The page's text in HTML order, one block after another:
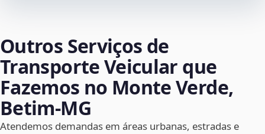
Outros Serviços de
Transporte Veicular que
Fazemos no Monte Verde,
Betim‑MG
Atendemos demandas em áreas urbanas, estradas e